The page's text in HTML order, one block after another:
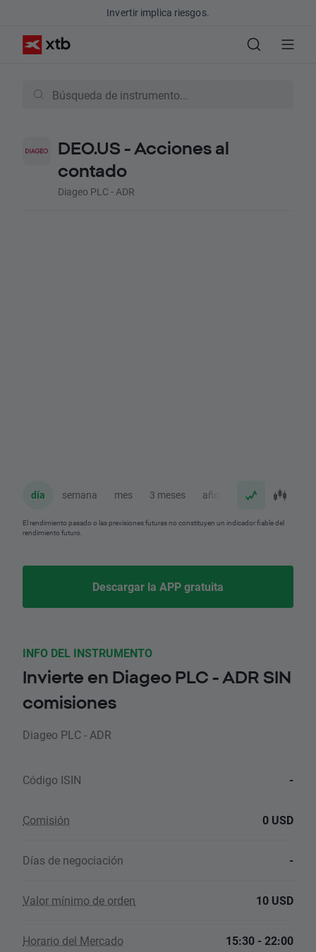
Invertir implica riesgos.
DEO.US - Acciones al
contado
Diageo PLC - ADR
día semana mes 3 meses año
El rendimiento pasado o las previsiones futuras no constituyen un indicador fiable del
rendimiento futuro.
Descargar la APP gratuita
INFO DEL INSTRUMENTO
Invierte en Diageo PLC - ADR SIN
comisiones
Diageo PLC - ADR
Código ISIN -
Comisión 0 USD
Días de negociación -
Valor mínimo de orden 10 USD
Horario del Mercado 15:30 - 22:00